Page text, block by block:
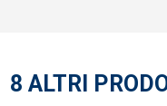
8 ALTRI